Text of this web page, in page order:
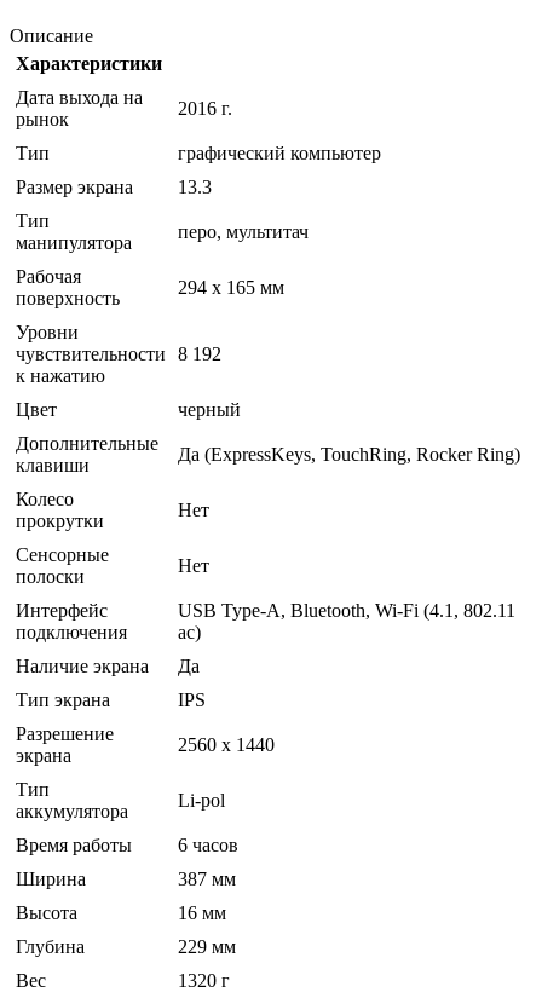
Описание
Характеристики
Дата выхода на
рынок
2016 г.
Тип
графический компьютер
Размер экрана
13.3
Тип
манипулятора
перо, мультитач
Рабочая
поверхность
294 x 165 мм
Уровни
чувствительности
к нажатию
8 192
Цвет
черный
Дополнительные
клавиши
Да (ExpressKeys, TouchRing, Rocker Ring)
Колесо
прокрутки
Нет
Сенсорные
полоски
Нет
Интерфейс
подключения
USB Type-A, Bluetooth, Wi-Fi (4.1, 802.11
ac)
Наличие экрана
Да
Тип экрана
IPS
Разрешение
экрана
2560 x 1440
Тип
аккумулятора
Li-pol
Время работы
6 часов
Ширина
387 мм
Высота
16 мм
Глубина
229 мм
Вес
1320 г